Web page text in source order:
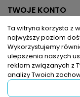
TWOJE KONTO
INFORMACJE DLA
PRODUKTY
Ta witryna korzysta z
najwyższy poziom
Wykorzystujemy
ulepszenia naszych
reklam związanych z
analizy Twoich